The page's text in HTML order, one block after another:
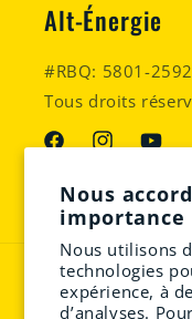
Nous
importance
Nous utilisons
technologies
expérience, à
d’analyses.
Alt-Énergie
#RBQ: 5801-
Tous droits
FacebookInstagram
Moyens